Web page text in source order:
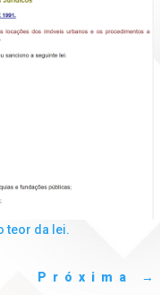
teor da lei.
Próxima →